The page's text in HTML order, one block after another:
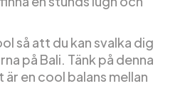
så att du kan svalka dig
på Bali. Tänk på denna
en cool balans mellan